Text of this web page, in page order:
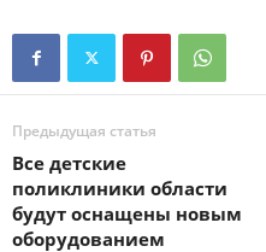
Предыдущая статья
Все детские
поликлиники области
будут оснащены новым
оборудованием